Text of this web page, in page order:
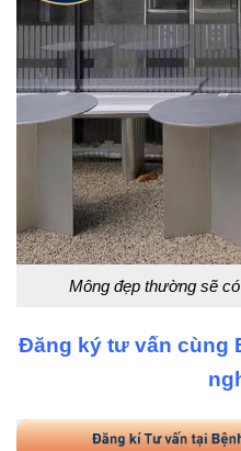
Mông đẹp thường sẽ
Đăng ký tư vấn cùng